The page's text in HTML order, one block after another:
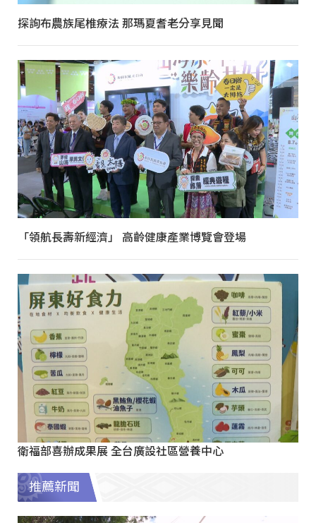
探詢布農族尾椎療法 那瑪夏耆老分享見聞
「領航長壽新經濟」 高齡健康產業博覽會登場
衛福部喜辦成果展 全台廣設社區營養中心
推薦新聞